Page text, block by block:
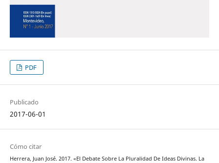
PDF
Publicado
2017-06-01
Cómo citar
Herrera, Juan José. 2017. «El Debate Sobre La Pluralidad De Ideas Divinas. La